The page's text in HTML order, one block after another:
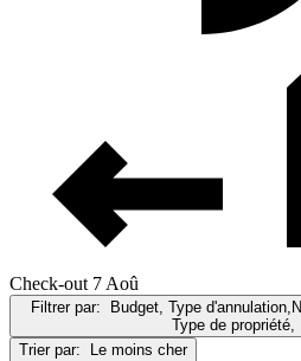
Check-out 7 Aoû
Filtrer par:
Budget, Type
Type de propriété,
Trier par:
Le moins cher